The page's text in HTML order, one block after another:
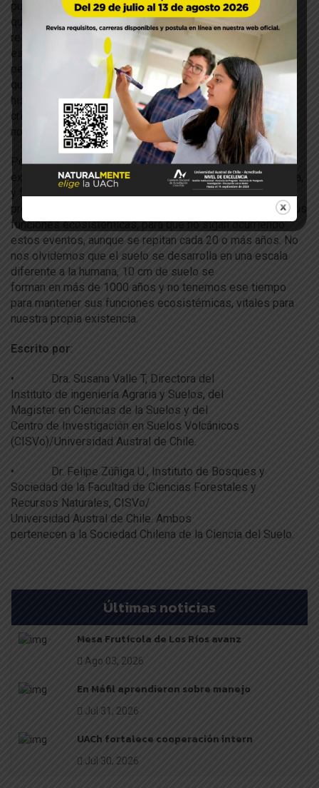
pudo probarlaconstruccióndeedificios sobre dunas,
que
demás poseen otras funciones ecosistémicas más
relevantes como
es
de biodiversidaddeflora y fauna; o el
permiso
ventasdeterrenos sobre lechosderíos,
que
unque poseen una crecida
demásde20 años, ese es precisamente el
criterio quedebe protegerse,lamáxima crecida histórica,
no
promediosanuales.
Por estos ejemplos y numerosos más, es que es
extremadamente relevante contar con una legislación clara,
y fuerteen laregulacióndel usodel recurso Suelo, con
profesionales competentes que evalú
objetivamente sus
funciones ecosistémicas, para que no sigan ocurriendo
estos eventos, aunque se repitan cada 20 o más años. No
nos olvidemos que el suelo se desarrolla en una escala
diferente a la humana, 10 cm de suelo se
forman en más de 1000 años y no tenemos ese tiempo
para mantener sus funciones ecosistémicas, vitales para
nuestra propia existencia.
Escrito por:
• Dra. Susana Valle T, Directora de
Instituto de ingeniería Agraria y Suelos, de
Magister en Ciencias de la Suelos y de
Centro de Investigación en Suelos Volcánicos
(CISVo)/Universidad Austral de Chile.
• Dr. Felipe Zúñiga U., Instituto de Bosques y
Sociedad de la Facultad de Ciencias Forestales y
Recursos Naturales, CISVo/
Universidad Austral de Chile. Ambos
pertenecen a la Sociedad Chilena de la Ciencia de l Suelo.
Últimas noticias
Mesa Frutícola de Los Ríos avanz
Ago 03, 2026
En Máfil aprendieron sobre manejo
Jul 31, 2026
UACh fortalece cooperación intern
Jul 30, 2026